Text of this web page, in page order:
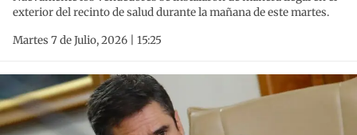
exterior del recinto de salud durante la mañana de este martes.
Martes 7 de Julio, 2026 | 15:25